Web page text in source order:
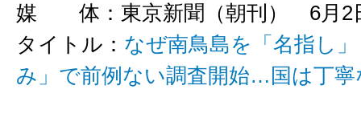
媒 体：東京新聞（朝刊） 6月2
タイトル： なぜ南鳥島を「名指し
み」で前例ない調査開始…国は丁寧